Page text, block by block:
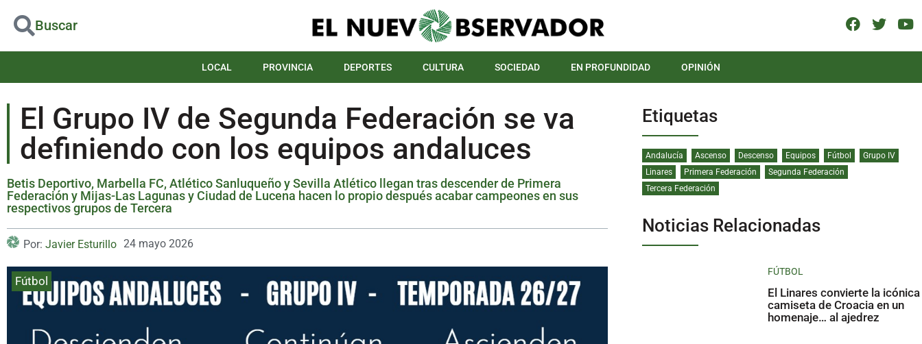
Buscar
LOCAL PROVINCIA DEPORTES CULTURA SOCIEDAD EN PROFUNDIDAD OPINIÓN
El Grupo IV de Segunda Federación se va
definiendo con los equipos andaluces
Betis Deportivo, Marbella FC, Atlético Sanluqueño y Sevilla Atlético llegan tras descender de Primera
Federación y Mijas-Las Lagunas y Ciudad de Lucena hacen lo propio después acabar campeones en sus
respectivos grupos de Tercera
Por: Javier Esturillo 24 mayo 2026
Fútbol
Etiquetas
Andalucía Ascenso Descenso Equipos Fútbol
Grupo IV
Linares
Primera Federación
Segunda Federación
Tercera Federación
Noticias Relacionadas
FÚTBOL
El Linares convierte la icónica
camiseta de Croacia en un
homenaje… al ajedrez